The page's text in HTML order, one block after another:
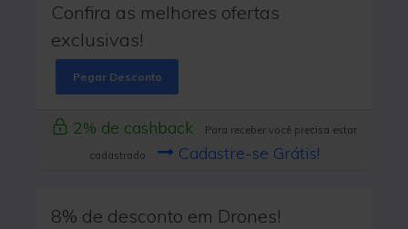
Confira as melhores ofertas
exclusivas!
Pegar Desconto
2% de cashback
Para receber você precisa estar
cadastrado
Cadastre-se Grátis!
8% de desconto em Drones!